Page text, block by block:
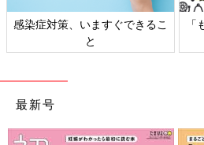
」赤ちゃん・
日本外来小児科学会リ
最新号